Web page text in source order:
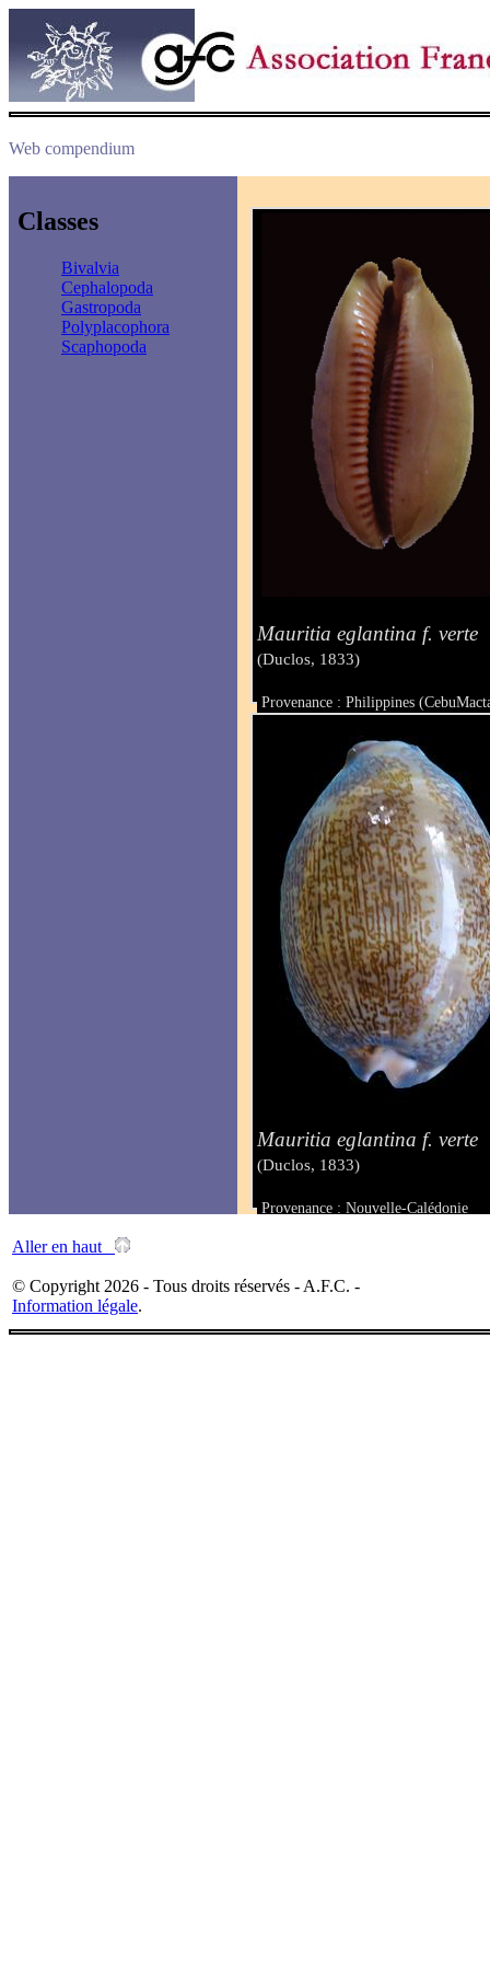
Web compendium
Classes
Bivalvia
Cephalopoda
Gastropoda
Polyplacophora
Scaphopoda
Mauritia eglantina f. verte
(Duclos, 1833)
Provenance : Philippines
Taille : 65 mm
Mauritia eglantina f. verte
(Duclos, 1833)
Provenance : Nouvelle-Calédonie
Aller en haut
© Copyright 2026 - Tous droits réservés - A.F.C. -
Information légale.